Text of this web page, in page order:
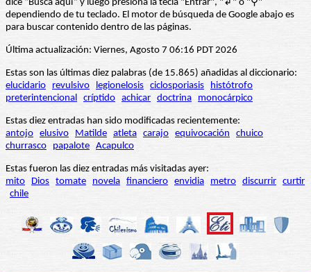
dice “Busca aquí” y luego presiona la tecla "Entrar", "↲" o "⚲"
dependiendo de tu teclado. El motor de búsqueda de Google abajo es
para buscar contenido dentro de las páginas.
Última actualización: Viernes, Agosto 7 06:16 PDT 2026
Estas son las últimas diez palabras (de 15.865) añadidas al diccionario:
elucidario
revulsivo legionelosis ciclosporiasis
histótrofo
preterintencional críptido achicar doctrina monocárpico
Estas diez entradas han sido modificadas recientemente:
antojo elusivo Matilde atleta carajo equivocación
chuico
churrasco
papalote Acapulco
Estas fueron las diez entradas más visitadas ayer:
mito
Dios tomate novela financiero envidia metro discurrir curtir
chile